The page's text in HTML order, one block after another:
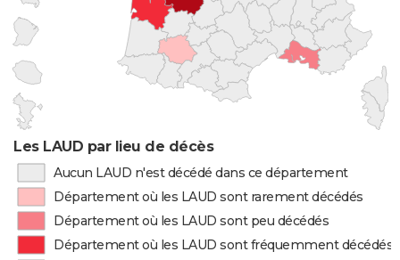
Les LAUD par lieu de décès
Aucun LAUD n'est décédé dans ce département
Département où les LAUD sont rarement décédés
Département où les LAUD sont peu décédés
Département où les LAUD sont fréquemment décédés